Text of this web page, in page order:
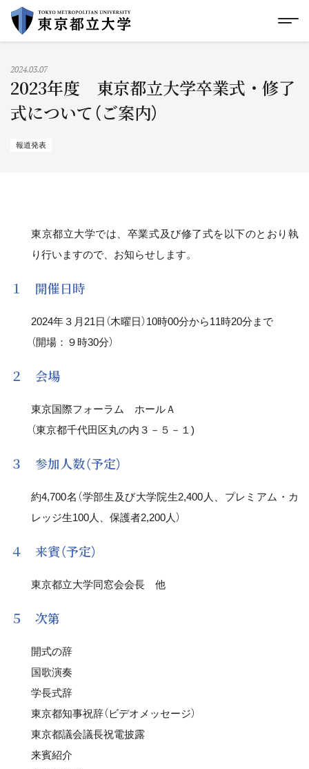
イ
グローバルメニューにスキップ メ
2024.03.07
2023年度 東京都立大学卒業式・修了
式について（ご案内）
報道発表
東京都立大学では、卒業式及び修了式を以下のとおり執
り行いますので、お知らせします。
１ 開催日時
2024年３月21日（木曜日）10時00分から11時20分まで
（開場：９時30分）
２ 会場
東京国際フォーラム ホールＡ
（東京都千代田区丸の内３－５－１)
３ 参加人数（予定）
約4,700名（学部生及び大学院生2,400人、プレミアム・カ
レッジ生100人、保護者2,200人）
４ 来賓（予定）
東京都立大学同窓会会長 他
５ 次第
開式の辞
国歌演奏
学長式辞
東京都知事祝辞（ビデオメッセージ）
東京都議会議長祝電披露
来賓紹介